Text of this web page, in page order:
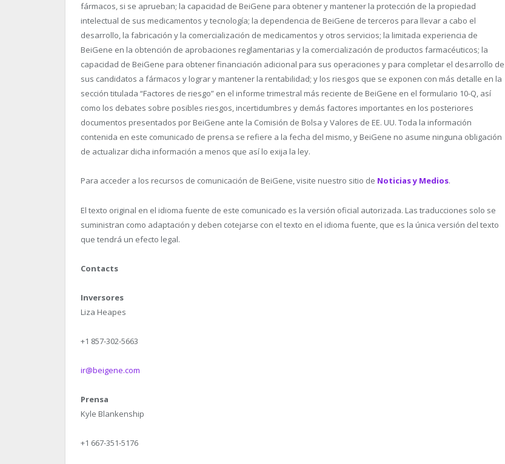
fármacos, si se aprueban; la capacidad de BeiGene para obtener y mantener la protección de la propiedad
intelectual de sus medicamentos y tecnología; la dependencia de BeiGene de terceros para llevar a cabo el
desarrollo, la fabricación y la comercialización de medicamentos y otros servicios; la limitada experiencia de
BeiGene en la obtención de aprobaciones reglamentarias y la comercialización de productos farmacéuticos; la
capacidad de BeiGene para obtener financiación adicional para sus operaciones y para completar el desarrollo de
sus candidatos a fármacos y lograr y mantener la rentabilidad; y los riesgos que se exponen con más detalle en la
sección titulada “Factores de riesgo” en el informe trimestral más reciente de BeiGene en el formulario 10-Q, así
como los debates sobre posibles riesgos, incertidumbres y demás factores importantes en los posteriores
documentos presentados por BeiGene ante la Comisión de Bolsa y Valores de EE. UU. Toda la información
contenida en este comunicado de prensa se refiere a la fecha del mismo, y BeiGene no asume ninguna obligación
de actualizar dicha información a menos que así lo exija la ley.
Para acceder a los recursos de comunicación de BeiGene, visite nuestro sitio de Noticias y Medios.
El texto original en el idioma fuente de este comunicado es la versión oficial autorizada. Las traducciones solo se
suministran como adaptación y deben cotejarse con el texto en el idioma fuente, que es la única versión del texto
que tendrá un efecto legal.
Contacts
Inversores
Liza Heapes
+1 857-302-5663
ir@beigene.com
Prensa
Kyle Blankenship
+1 667-351-5176